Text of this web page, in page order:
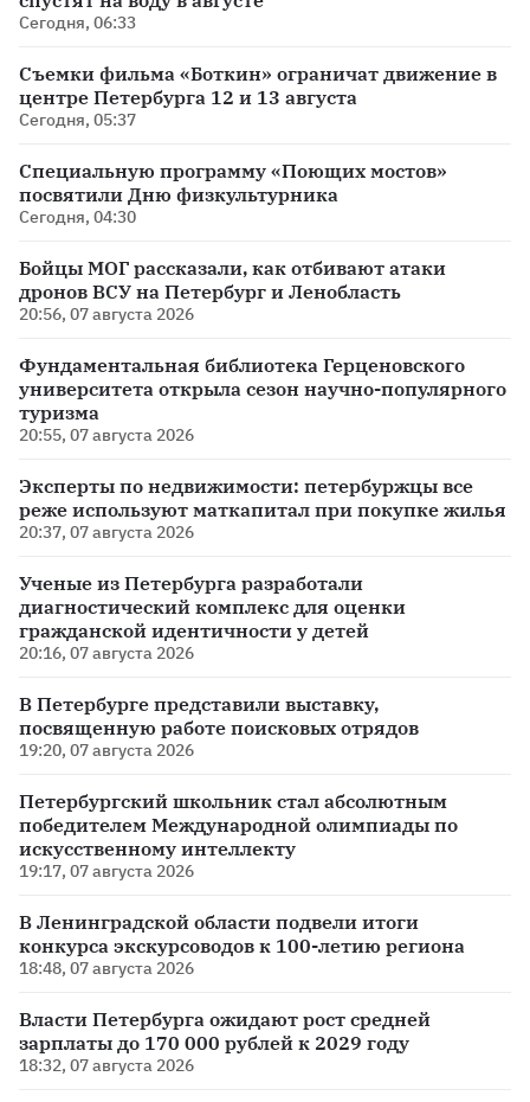
Сегодня, 06:33
Съемки фильма «Боткин» ограничат движение в
центре Петербурга 12 и 13 августа
Сегодня, 05:37
Специальную программу «Поющих мостов»
посвятили Дню физкультурника
Сегодня, 04:30
Бойцы МОГ рассказали, как отбивают атаки
дронов ВСУ на Петербург и Ленобласть
20:56, 07 августа 2026
Фундаментальная библиотека Герценовского
университета открыла сезон научно-популярного
туризма
20:55, 07 августа 2026
Эксперты по недвижимости: петербуржцы все
реже используют маткапитал при покупке жилья
20:37, 07 августа 2026
Ученые из Петербурга разработали
диагностический комплекс для оценки
гражданской идентичности у детей
20:16, 07 августа 2026
В Петербурге представили выставку,
посвященную работе поисковых отрядов
19:20, 07 августа 2026
Петербургский школьник стал абсолютным
победителем Международной олимпиады по
искусственному интеллекту
19:17, 07 августа 2026
В Ленинградской области подвели итоги
конкурса экскурсоводов к 100-летию региона
18:48, 07 августа 2026
Власти Петербурга ожидают рост средней
зарплаты до 170 000 рублей к 2029 году
18:32, 07 августа 2026